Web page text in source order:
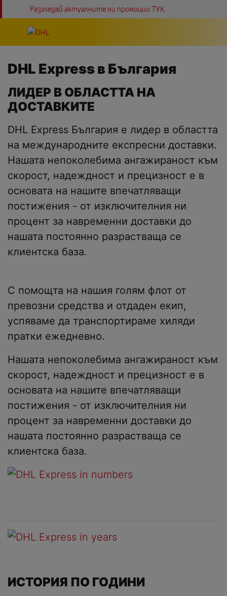
Пропуснете навигацията
Разгледай актуалните ни промоции ТУК.
DHL Express в България
ЛИДЕР В ОБЛАСТТА НА
ДОСТАВКИТЕ
DHL Express България e лидер в областта
на международните експресни доставки.
Нашата непоколебима ангажираност към
скорост, надеждност и прецизност е в
основата на нашите впечатляващи
постижения - от изключителния ни
процент за навременни доставки до
нашата постоянно разрастваща се
клиентска база.
С помощта на нашия голям флот от
превозни средства и отдаден екип,
успяваме да транспортираме хиляди
пратки ежедневно.
Нашата непоколебима ангажираност към
скорост, надеждност и прецизност е в
основата на нашите впечатляващи
постижения - от изключителния ни
процент за навременни доставки до
нашата постоянно разрастваща се
клиентска база.
ИСТОРИЯ ПО ГОДИНИ